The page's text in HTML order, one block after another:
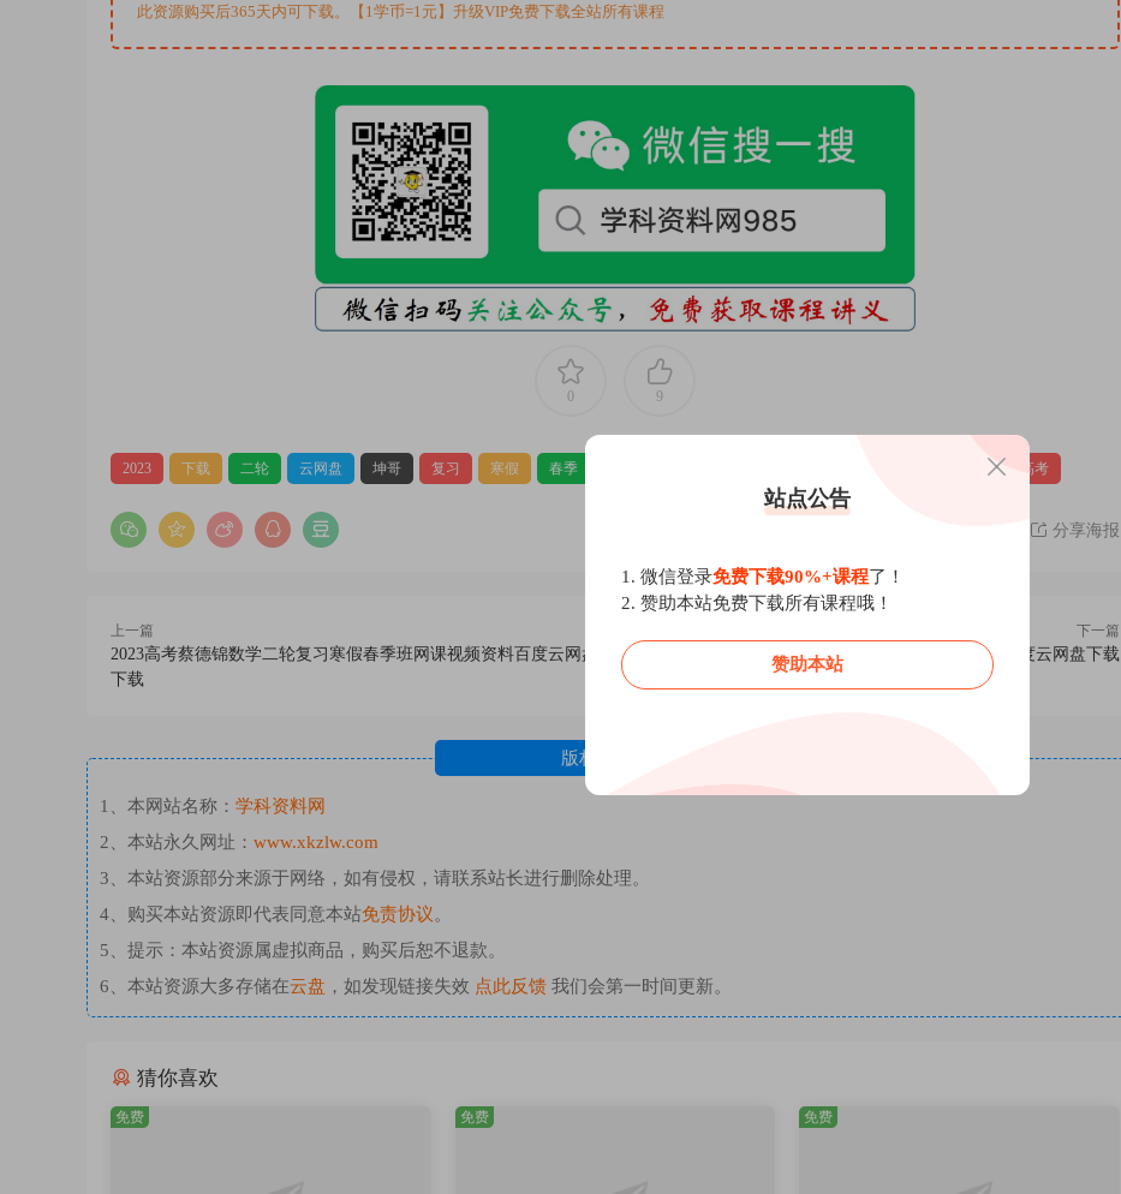
此资源购买后365天内可下载。【1学币=1元】升级VIP免费下载全站所有课程
0 9
2023 下载 二轮 云网盘 坤哥 复习 寒假 春季 资料 高考
分享海报
上一篇
2023高考蔡德锦数学二轮复习寒假春季班网课视频资料百度云网盘
下载
下一篇
2023高考王羽物理二轮复习寒假春季班网课视频资料百度云网盘下载
版权免责声明
1、本网站名称： 学科资料网
2、本站永久网址： www.xkzlw.com
3、本站资源部分来源于网络，如有侵权，请联系站长进行删除处理。
4、购买本站资源即代表同意本站免责协议。
5、提示：本站资源属虚拟商品，购买后恕不退款。
6、本站资源大多存储在云盘 ，如发现链接失效 点此反馈 我们会第一时间更新。
猜你喜欢
免费 免费 免费
站点公告
1. 微信登录免费下载90%+课程了！
2. 赞助本站免费下载所有课程哦！
赞助本站